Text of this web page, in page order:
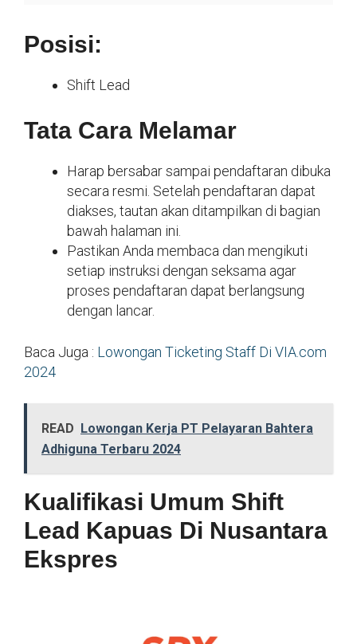
Posisi:
Shift Lead
Tata Cara Melamar
Harap bersabar sampai pendaftaran dibuka
secara resmi. Setelah pendaftaran dapat
diakses, tautan akan ditampilkan di bagian
bawah halaman ini.
Pastikan Anda membaca dan mengikuti
setiap instruksi dengan seksama agar
proses pendaftaran dapat berlangsung
dengan lancar.
Baca Juga : Lowongan Ticketing Staff Di VIA.com
2024
READ
Lowongan Kerja PT Pelayaran Bahtera
Adhiguna Terbaru 2024
Kualifikasi Umum Shift
Lead Kapuas Di Nusantara
Ekspres